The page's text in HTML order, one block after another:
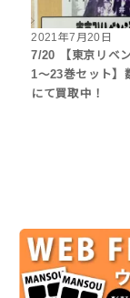
2021年7月20日
7/20 【東京リベ
1〜23巻セット】
にて買取中！